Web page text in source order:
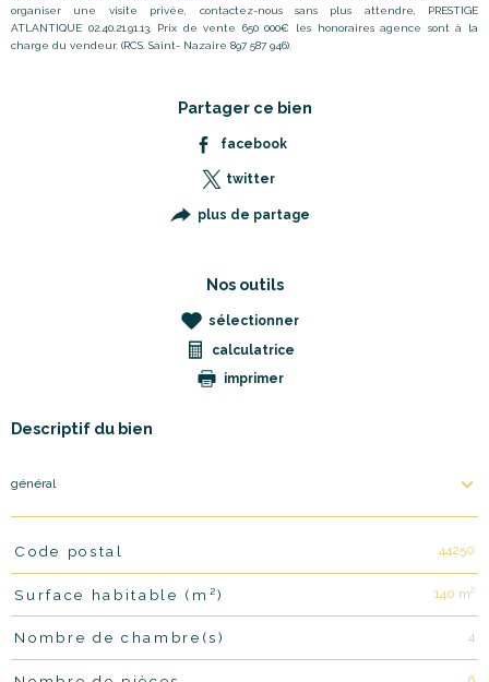
organiser une visite privée, contactez-nous sans plus attendre, PRESTIGE
ATLANTIQUE 02.40.21.91.13. Prix de vente 650 000€ les honoraires agence sont à la
charge du vendeur. (RCS. Saint- Nazaire 897 587 946).
Partager ce bien
facebook
twitter
plus de partage
Nos outils
sélectionner
calculatrice
imprimer
Descriptif du bien
général
TRAD_PAMPERO_Caracteristique
Code postal 44250
Surface habitable (m²) 140 m²
Nombre de chambre(s) 4